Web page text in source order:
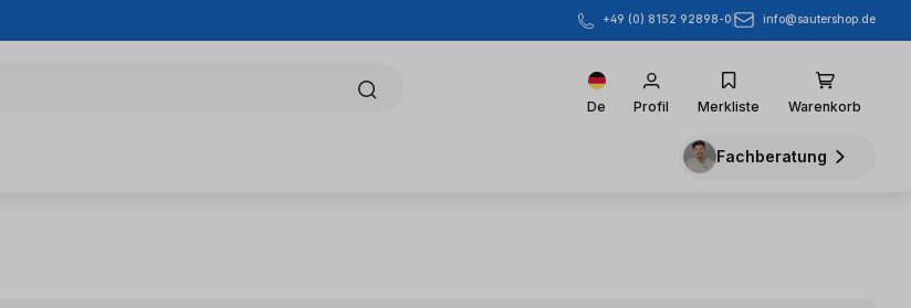
+49 (0) 8152 92898-0 info@sautershop.de
De Profil Merkliste Warenkorb
Fachberatung